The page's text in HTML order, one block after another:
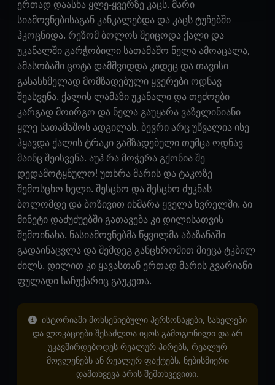
ერთად დაასხა ყლე-ყვერზე კაცს. მარი
სიამოვნებისაგან კანკალებდა და კაცს ტუჩებში
ჰკოცნიდა. რეზომ ბოლოს შეიცოდა ქალი და
უკანალში გარჭობილი სათამაშო ნელა ამოაცალა,
ამასობაში ცოტა დამშვიდდა კიდეც და თავისი
გასასხმელად მომზადებული ყვერები ოდნავ
შეასვენა. ქალის ლამაზი უკანალი და თეძოები
კარგად მოირგო და ნელა გაუყარა ვაზელინიანი
ყლე სათამაშოს ადგილას. ბევრი არც უწვალია ისე
ჰყავდა ქალის ტრაკი გამზადებული თუმცა ოდნავ
მაინც შეისვენა. აუჰ რა მოჭერა გქონია შე
დედამოტყნულო! უთხრა მარის და ტაკოზე
შემოსცხო ხელი. შესცხო და შესცხო ძუკნას
ბოლომდე და ბოზივით იხმარა ყველა ხვრელში. აი
მინეტი დაძუძუებში გათავება კი დილისათვის
შემოინახა. ნასიამოვნებმა წყვილმა აბაზანაში
გადაინაცვლა და შემდეგ განცხრომით მიეცა ტკბილ
ძილს. დილით კი ყავასთან ერთად მარის გვარიანი
ფულადი საჩუქარიც გაუკეთა.
ისტორიაში მოხსენიებული პერსონაჟები, სახელები
და ლოკაციები შესაძლოა იყოს გამოგონილი და არ
უკავშირდებოდეს რეალურ პირებს, რეალურ
მოვლენებს ან რეალურ ფაქტებს. ნებისმიერი
დამთხვევა არის შემთხვევითი.